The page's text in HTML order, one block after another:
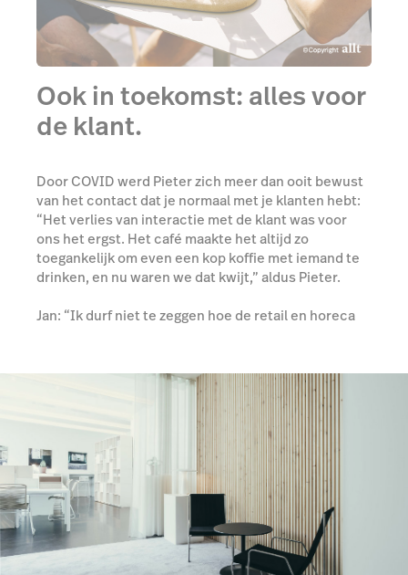
Ook in toekomst: alles voor
de klant.
Door COVID werd Pieter zich meer dan ooit bewust
van het contact dat je normaal met je klanten hebt:
“Het verlies van interactie met de klant was voor
ons het ergst. Het café maakte het altijd zo
toegankelijk om even een kop koffie met iemand te
drinken, en nu waren we dat kwijt,” aldus Pieter.
Jan: “Ik durf niet te zeggen hoe de retail en horeca
onderscheidt van de grotere bedrijven in deze